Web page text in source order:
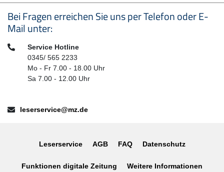
Seitenfußbereich
Bei Fragen erreichen Sie uns per Telefon oder E-
Mail unter:
Telefon:Service Hotline
0345/ 565 2233
Mo - Fr 7.00 - 18.00 Uhr
Sa 7.00 - 12.00 Uhr
E-Mail:leserservice@mz.de
Leserservice AGB FAQ Datenschutz
Funktionen digitale Zeitung Weitere Informationen